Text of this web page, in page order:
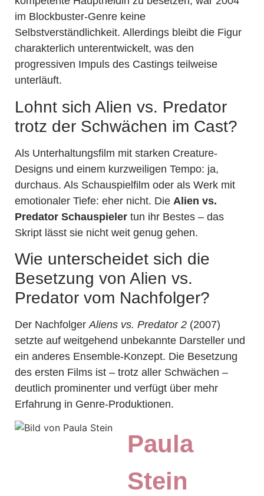
im Blockbuster-Genre keine
Selbstverständlichkeit. Allerdings bleibt die Figur
charakterlich unterentwickelt, was den
progressiven Impuls des Castings teilweise
unterläuft.
Lohnt sich Alien vs. Predator
trotz der Schwächen im Cast?
Als Unterhaltungsfilm mit starken Creature-
Designs und einem kurzweiligen Tempo: ja,
durchaus. Als Schauspielfilm oder als Werk mit
emotionaler Tiefe: eher nicht. Die Alien vs.
Predator Schauspieler tun ihr Bestes – das
Skript lässt sie nicht weit genug gehen.
Wie unterscheidet sich die
Besetzung von Alien vs.
Predator vom Nachfolger?
Der NachfolgerAliens vs. Predator 2 (2007)
setzte auf weitgehend unbekannte Darsteller und
ein anderes Ensemble-Konzept. Die Besetzung
des ersten Films ist – trotz aller Schwächen –
deutlich prominenter und verfügt über mehr
Erfahrung in Genre-Produktionen.
Paula
Stein